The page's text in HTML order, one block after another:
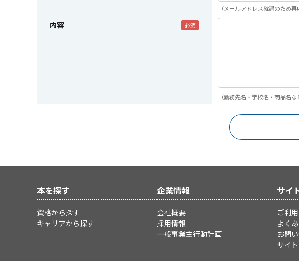
（メールアドレス確認のため
内容
（勤務先名・学校名・商品名
本を探す
資格から探す
キャリアから探す
企業情報
会社概要
採用情報
一般事業主行動計画
サイ
ご利
よく
お問
サイ